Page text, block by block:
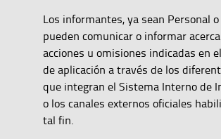
Los informantes, ya sean Personal o
pueden comunicar o informar
acciones u omisiones indicadas en
de aplicación a través de los
que integran el Sistema Interno de
o los canales externos oficiales
tal fin.